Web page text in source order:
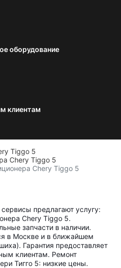
оборудование
клиентам
Tiggo 5
Chery Tiggo 5
Chery Tiggo 5
предлагают услугу:
Chery Tiggo 5.
запчасти в наличии.
в Москве и в ближайшем
Гарантия предоставляет
клиентам. Ремонт
Тигго 5: низкие цены.